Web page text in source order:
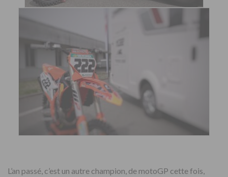
L’an passé, c’est un autre champion, de motoGP cette fois,